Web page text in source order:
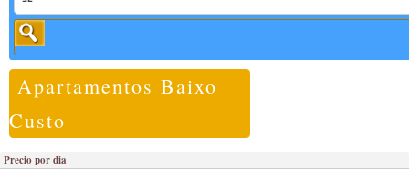
Apartamentos Baixo
Custo
Precio por dia